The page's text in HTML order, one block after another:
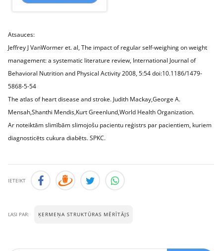
Atsauces:
Jeffrey J VanWormer et. al, The impact of regular self-weighing on weight
management: a systematic literature review, International Journal of
Behavioral Nutrition and Physical Activity 2008, 5:54 doi:10.1186/1479-
5868-5-54
The atlas of heart disease and stroke. Judith Mackay,George A.
Mensah,Shanthi Mendis,Kurt Greenlund,World Health Organization.
Ar noteiktām slimībām slimojošu pacientu reģistrs par pacientiem, kuriem
diagnosticēts cukura diabēts. SPKC.
IETEIKT
LASI PAR: ĶERMEŅA STRUKTŪRAS MĒRĪTĀJS